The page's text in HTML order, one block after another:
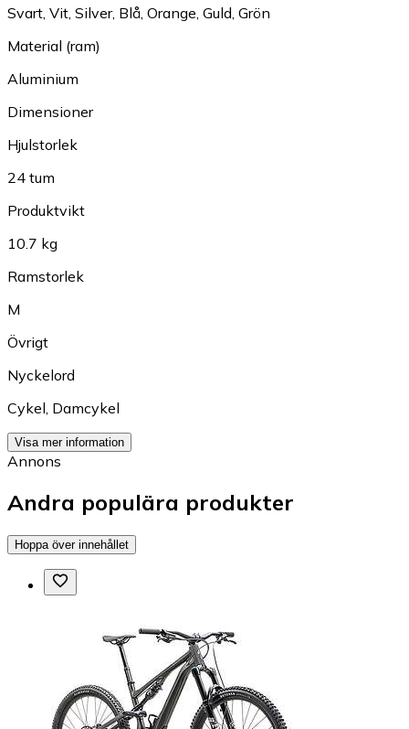
Svart, Vit, Silver, Blå, Orange, Guld, Grön
Material (ram)
Aluminium
Dimensioner
Hjulstorlek
24 tum
Produktvikt
10.7 kg
Ramstorlek
M
Övrigt
Nyckelord
Cykel, Damcykel
Visa mer information
Annons
Andra populära produkter
Hoppa över innehållet